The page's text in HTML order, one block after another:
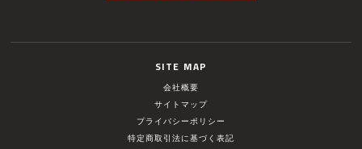
SITE MAP
会社概要
サイトマップ
プライバシーポリシー
特定商取引法に基づく表記